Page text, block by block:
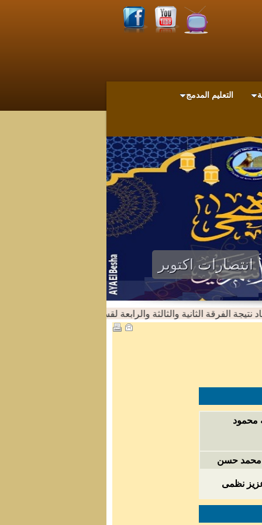
التعليم المدمج
انتصارات اكتوبر
الفرقة الثانية والثالثة والرابعة لقسم اللغة الانجليزية للعام الجامعى 2025/
محمود
محمد حسن
عزيز نظمى